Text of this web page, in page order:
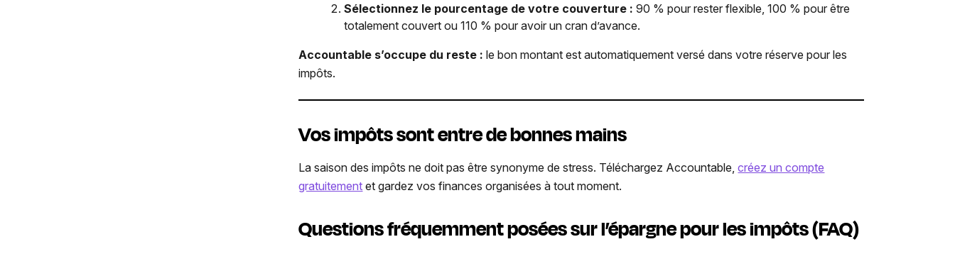
Sélectionnez le pourcentage de votre couverture : 90 % pour rester flexible, 100 % pour être
totalement couvert ou 110 % pour avoir un cran d’avance.
Accountable s’occupe du reste :le bon montant est automatiquement versé dans votre réserve pour les
impôts.
Vos impôts sont entre de bonnes mains
La saison des impôts ne doit pas être synonyme de stress. Téléchargez Accountable,créez un compte
gratuitement et gardez vos finances organisées à tout moment.
Questions fréquemment posées sur l’épargne pour les impôts (FAQ)